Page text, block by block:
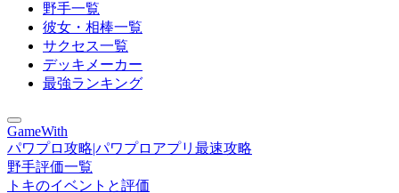
野手一覧
彼女・相棒一覧
サクセス一覧
デッキメーカー
最強ランキング
GameWith
パワプロ攻略|パワプロアプリ最速攻略
野手評価一覧
トキのイベントと評価